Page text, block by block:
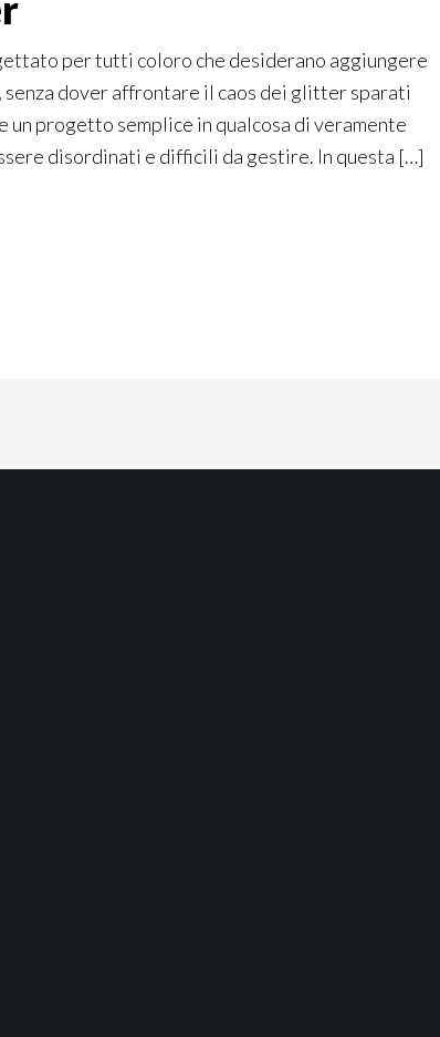
per tutti coloro che desiderano aggiungere
dover affrontare il caos dei glitter sparati
progetto semplice in qualcosa di veramente
disordinati e difficili da gestire. In questa […]